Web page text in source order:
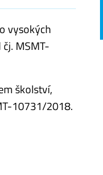
vysokých
MSMT-
školství,
10731/2018.